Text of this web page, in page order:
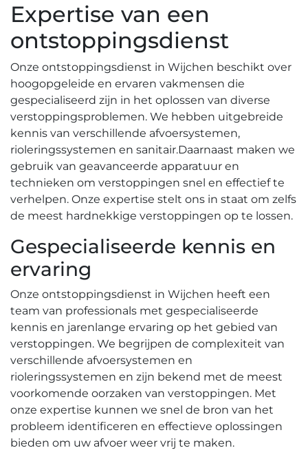
Expertise van een
ontstoppingsdienst
Onze ontstoppingsdienst in Wijchen beschikt over
hoogopgeleide en ervaren vakmensen die
gespecialiseerd zijn in het oplossen van diverse
verstoppingsproblemen. We hebben uitgebreide
kennis van verschillende afvoersystemen,
rioleringssystemen en sanitair.​ Daarnaast maken we
gebruik van geavanceerde apparatuur en
technieken om verstoppingen snel en effectief te
verhelpen.​ Onze expertise stelt ons in staat om zelfs
de meest hardnekkige verstoppingen op te lossen.​
Gespecialiseerde kennis en
ervaring
Onze ontstoppingsdienst in Wijchen heeft een
team van professionals met gespecialiseerde
kennis en jarenlange ervaring op het gebied van
verstoppingen. We begrijpen de complexiteit van
verschillende afvoersystemen en
rioleringssystemen en zijn bekend met de meest
voorkomende oorzaken van verstoppingen. Met
onze expertise kunnen we snel de bron van het
probleem identificeren en effectieve oplossingen
bieden om uw afvoer weer vrij te maken.​